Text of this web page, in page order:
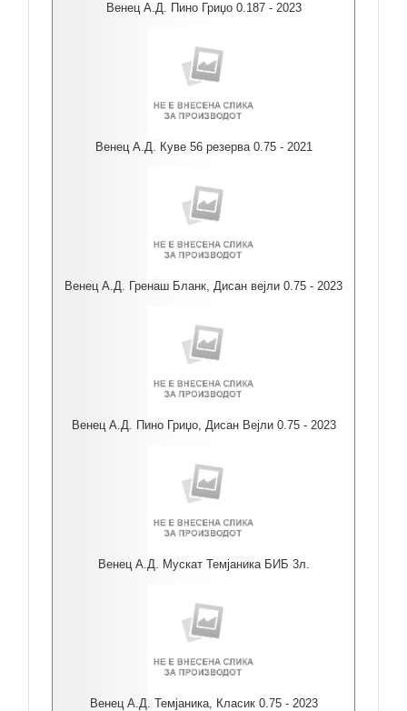
Венец А.Д. Пино Гриџо 0.187 - 2023
Венец А.Д. Куве 56 резерва 0.75 - 2021
Венец А.Д. Гренаш Бланк, Дисан вејли 0.75 - 2023
Венец А.Д. Пино Гриџо, Дисан Вејли 0.75 - 2023
Венец А.Д. Мускат Темјаника БИБ 3л.
Венец А.Д. Темјаника, Класик 0.75 - 2023